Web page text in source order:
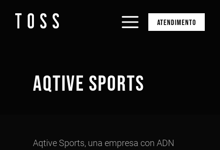
ATENDIMENTO
AQTIVE SPORTS
Aqtive Sports, una empresa con ADN